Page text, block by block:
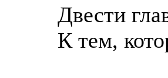
Двести
К тем,